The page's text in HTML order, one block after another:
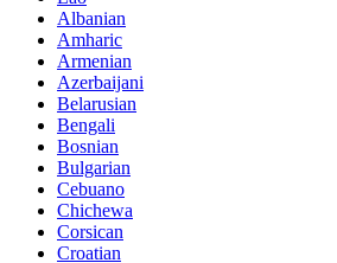
Albanian
Amharic
Armenian
Azerbaijani
Belarusian
Bengali
Bosnian
Bulgarian
Cebuano
Chichewa
Corsican
Croatian